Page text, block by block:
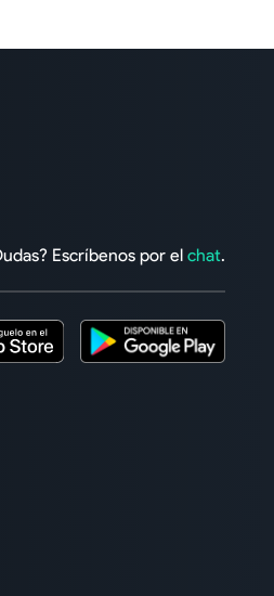
Escríbenos por el chat.